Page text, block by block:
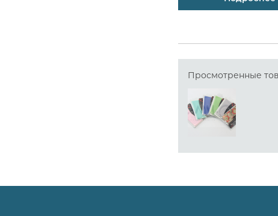
Просмотренные